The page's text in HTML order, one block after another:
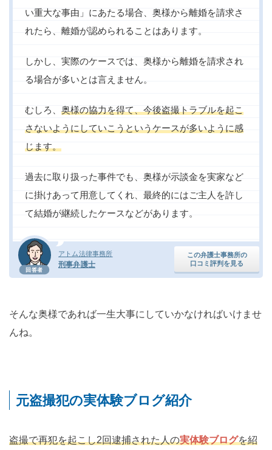
回答者
アトム法律事務所
刑事弁護士
この弁護士事務所の
口コミ評判を見る
い重大な事由」にあたる場合、奥様から離婚を請求さ
れたら、離婚が認められることはあります。
しかし、実際のケースでは、奥様から離婚を請求され
る場合が多いとは言えません。
むしろ、 奥様の協力を得て、今後盗撮トラブルを起こ
さないようにしていこうというケースが多いように感
じます。
過去に取り扱った事件でも、奥様が示談金を実家など
に掛けあって用意してくれ、最終的にはご主人を許し
て結婚が継続したケースなどがあります。
そんな奥様であれば一生大事にしていかなければいけませ
んね。
元盗撮犯の実体験ブログ紹介
盗撮で再犯を起こし2回逮捕された人の実体験ブログを紹